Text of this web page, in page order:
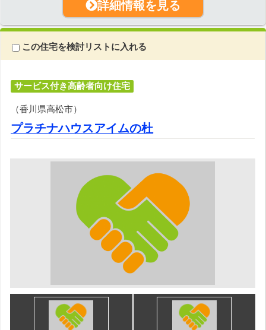
詳細情報を見る
この住宅を検討リストに入れる
サービス付き高齢者向け住宅
（香川県高松市）
プラチナハウスアイムの杜